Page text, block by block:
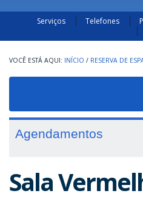
Serviços Telefones
INÍCIO / RESERVA DE
Agendamentos
Sala